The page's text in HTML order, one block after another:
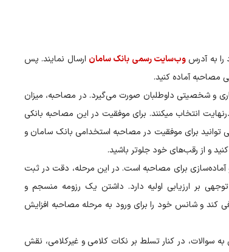
را به آدرسوب‌سایت رسمی بانک سامان ارسال نمایند. پس
مصاحبه آماده کنید.
و شخصیتی داوطلبان صورت می‌گیرد. در مصاحبه، میزان
انتخاب میکنند. برای موفقیت در این مصاحبه بانکی
توانید برای موفقیت در مصاحبه استخدامی بانک سامان و
کنید و از رقب‌های خود جلوتر باشید.
برای مصاحبه است. در این مرحله، دقت در ثبت
بر ارزیابی اولیه دارد. داشتن یک رزومه منسجم و
کند و شانس خود را برای ورود به مرحله مصاحبه افزایش
به سوالات، در کنار تسلط بر نکات کلامی و غیرکلامی، نقش